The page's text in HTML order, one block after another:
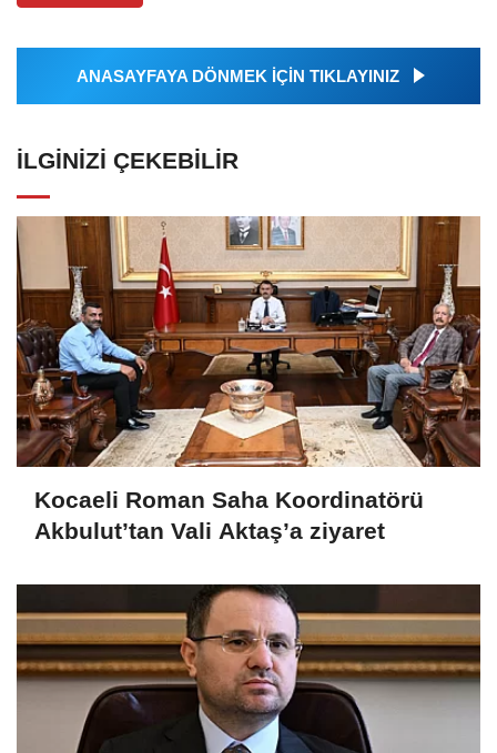
ANASAYFAYA DÖNMEK İÇİN TIKLAYINIZ
İLGINIZI ÇEKEBILIR
Kocaeli Roman Saha Koordinatörü
Akbulut’tan Vali Aktaş’a ziyaret